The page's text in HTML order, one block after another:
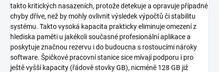
takto kritických nasazeních, protože detekuje a opravuje případné
chyby dříve, než by mohly ovlivnit výsledek výpočtů či stabilitu
systému. Takto vysoká kapacita prakticky eliminuje omezení z
hlediska paměti u jakékoli současné profesionální aplikace a
poskytuje značnou rezervu i do budoucna s rostoucími nároky
software. Špičkové pracovní stanice sice mívají podporu i pro
ještě vyšší kapacity (řádově stovky GB), nicméně 128 GB již